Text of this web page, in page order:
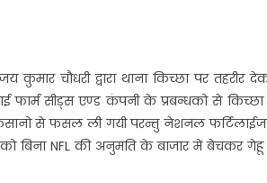
चौधरी द्वारा थाना किच्छा पर तहरीर
फार्म सीड्स एण्ड कंपनी के प्रबन्धको से
से फसल ली गयी परन्तु नेशनल
बिना NFL की अनुमति के बाजार में बेचकर गेहू